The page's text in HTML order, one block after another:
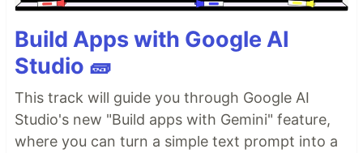
Build Apps with Google AI
Studio 🧱
This track will guide you through Google AI
Studio's new "Build apps with Gemini" feature,
where you can turn a simple text prompt into a